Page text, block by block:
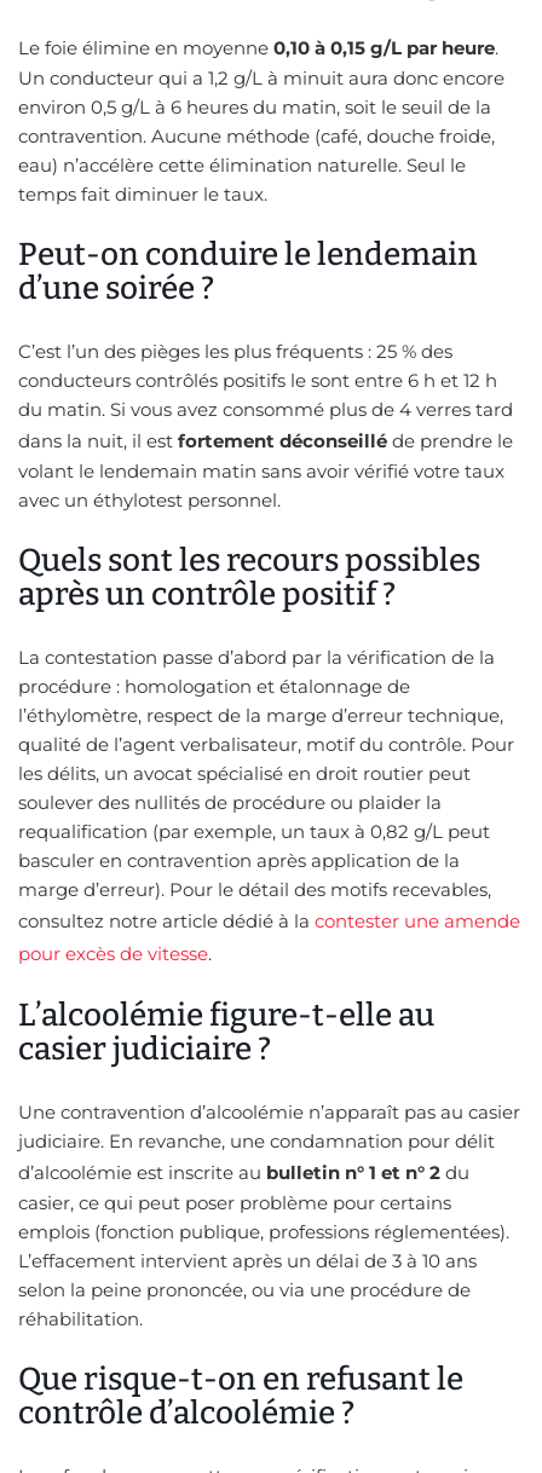
Le foie élimine en moyenne 0,10 à 0,15 g/L par heure.
Un conducteur qui a 1,2 g/L à minuit aura donc encore
environ 0,5 g/L à 6 heures du matin, soit le seuil de la
contravention. Aucune méthode (café, douche froide,
eau) n’accélère cette élimination naturelle. Seul le
temps fait diminuer le taux.
Peut-on conduire le lendemain
d’une soirée ?
C’est l’un des pièges les plus fréquents : 25 % des
conducteurs contrôlés positifs le sont entre 6 h et 12 h
du matin. Si vous avez consommé plus de 4 verres tard
dans la nuit, il est fortement déconseillé de prendre le
volant le lendemain matin sans avoir vérifié votre taux
avec un éthylotest personnel.
Quels sont les recours possibles
après un contrôle positif ?
La contestation passe d’abord par la vérification de la
procédure : homologation et étalonnage de
l’éthylomètre, respect de la marge d’erreur technique,
qualité de l’agent verbalisateur, motif du contrôle. Pour
les délits, un avocat spécialisé en droit routier peut
soulever des nullités de procédure ou plaider la
requalification (par exemple, un taux à 0,82 g/L peut
basculer en contravention après application de la
marge d’erreur). Pour le détail des motifs recevables,
consultez notre article dédié à la contester une amende
pour excès de vitesse.
L’alcoolémie figure-t-elle au
casier judiciaire ?
Une contravention d’alcoolémie n’apparaît pas au casier
judiciaire. En revanche, une condamnation pour délit
d’alcoolémie est inscrite au bulletin n° 1 et n° 2 du
casier, ce qui peut poser problème pour certains
emplois (fonction publique, professions réglementées).
L’effacement intervient après un délai de 3 à 10 ans
selon la peine prononcée, ou via une procédure de
réhabilitation.
Que risque-t-on en refusant le
contrôle d’alcoolémie ?